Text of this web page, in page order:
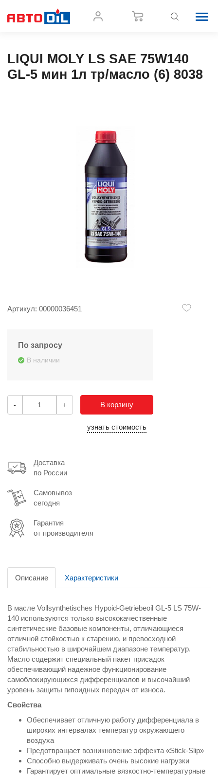
LIQUI MOLY LS SAE 75W140
GL-5 мин 1л тр/масло (6) 8038
Артикул: 00000036451
По запросу
В наличии
- + В корзину
узнать стоимость
Доставка
по России
Самовывоз
сегодня
Гарантия
от производителя
Описание Характеристики
В масле Vollsynthetisches Hypoid-Getriebeoil GL-5 LS 75W-
140 используются только высококачественные
синтетические базовые компоненты, отличающиеся
отличной стойкостью к старению, и превосходной
стабильностью в широчайшем диапазоне температур.
Масло содержит специальный пакет присадок
обеспечивающий надежное функционирование
самоблокирующихся дифференциалов и высочайший
уровень защиты гипоидных передач от износа.
Свойства
Обеспечивает отличную работу дифференциала в
широких интервалах температур окружающего
воздуха
Предотвращает возникновение эффекта «Stick-Slip»
Способно выдерживать очень высокие нагрузки
Гарантирует оптимальные вязкостно-температурные